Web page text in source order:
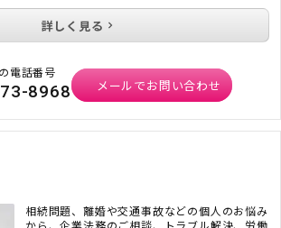
詳しく見る
電話番号
8968 メールでお問い合わせ
相続問題、離婚や交通事故などの個人のお悩み